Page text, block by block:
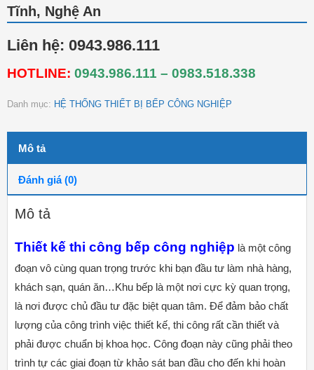
Tĩnh, Nghệ An
Liên hệ: 0943.986.111
HOTLINE: 0943.986.111 – 0983.518.338
Danh mục: HỆ THỐNG THIẾT BỊ BẾP CÔNG NGHIỆP
Mô tả
Đánh giá (0)
Mô tả
Thiết kế thi công bếp công nghiệp là một công
đoạn vô cùng quan trọng trước khi bạn đầu tư làm nhà hàng,
khách sạn, quán ăn…Khu bếp là một nơi cực kỳ quan trọng,
là nơi được chủ đầu tư đặc biệt quan tâm. Để đảm bảo chất
lượng của công trình việc thiết kế, thi công rất cần thiết và
phải được chuẩn bị khoa học. Công đoạn này cũng phải theo
trình tự các giai đoạn từ khảo sát ban đầu cho đến khi hoàn